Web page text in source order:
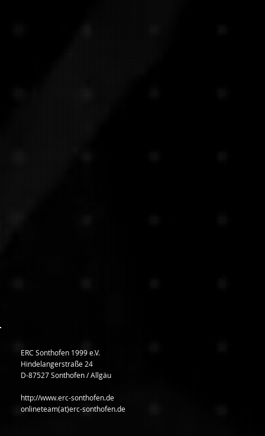
ERC Sonthofen 1999 e.V.
Hindelangerstraße 24
D-87527 Sonthofen / Allgäu
http://www.erc-sonthofen.de
onlineteam(at)erc-sonthofen.de